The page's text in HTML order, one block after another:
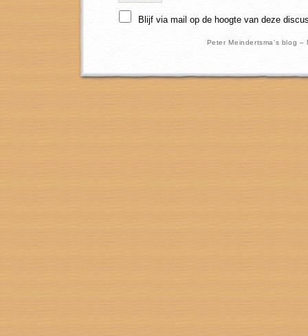
Blijf via mail op de hoogte van deze
Peter Meindertsma's blog